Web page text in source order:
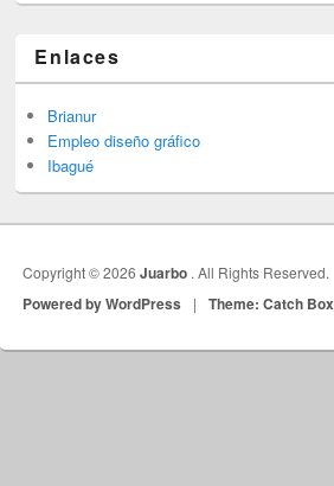
Enlaces
Brianur
Empleo diseño gráfico
Ibagué
Copyright © 2026Juarbo . All Rights Reserved.
Powered by WordPress | Theme: Catch Box